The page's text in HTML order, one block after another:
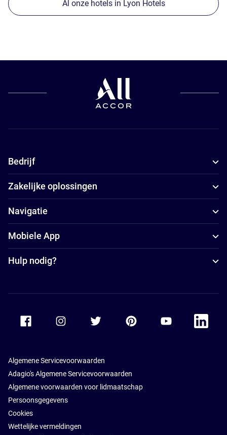
Al onze hotels in Lyon Hotels
Bedrijf
Zakelijke oplossingen
Navigatie
Mobiele App
Hulp nodig?
Accor Facebook Accor TwitterAccor PinterestAccor Youtube
Accor
Algemene Servicevoorwaarden
Adagio's Algemene Servicevoorwaarden
Algemene voorwaarden voor lidmaatschap
Persoonsgegevens
Cookies
Wettelijke vermeldingen